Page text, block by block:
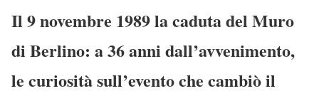
Il 9 novembre 1989 la caduta del Muro
di Berlino: a 36 anni dall’avvenimento,
le curiosità sull’evento che cambiò il